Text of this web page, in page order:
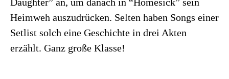
Heimweh auszudrücken. Selten haben Songs einer
Setlist solch eine Geschichte in drei Akten
erzählt. Ganz große Klasse!